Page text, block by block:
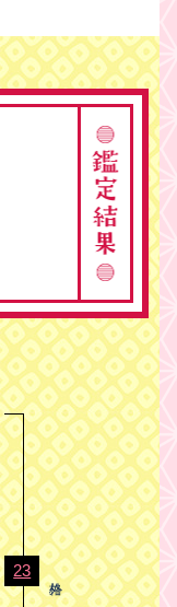
23